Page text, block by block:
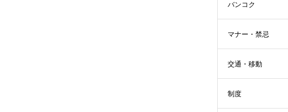
バンコク
マナー・禁忌
交通・移動
制度